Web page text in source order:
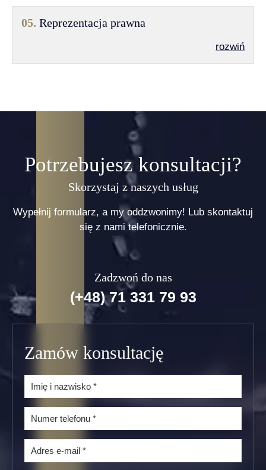
05. Reprezentacja prawna
rozwiń
Potrzebujesz konsultacji?
Skorzystaj z naszych usług
Wypełnij formularz, a my oddzwonimy! Lub skontaktuj
się z nami telefonicznie.
Zadzwoń do nas
(+48) 71 331 79 93
Zamów konsultację